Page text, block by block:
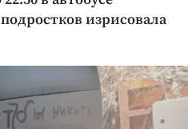
изрисовала